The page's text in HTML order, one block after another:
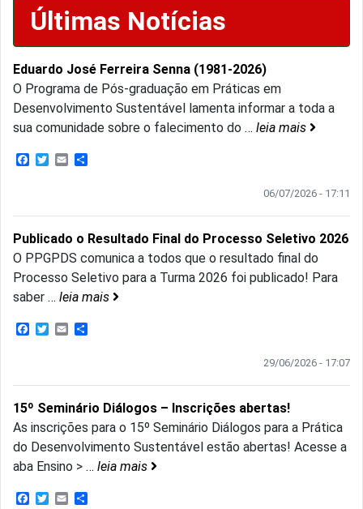
Últimas Notícias
Eduardo José Ferreira Senna (1981-2026)
O Programa de Pós-graduação em Práticas em
Desenvolvimento Sustentável lamenta informar a toda a
sua comunidade sobre o falecimento do … leia mais
Facebook
Twitter
Email
06/07/2026 - 17:11
Publicado o Resultado Final do Processo Seletivo 2026
O PPGPDS comunica a todos que o resultado final do
Processo Seletivo para a Turma 2026 foi publicado! Para
saber … leia mais
Facebook
Twitter
Email
29/06/2026 - 17:07
15º Seminário Diálogos – Inscrições abertas!
As inscrições para o 15º Seminário Diálogos para a Prática
do Desenvolvimento Sustentável estão abertas! Acesse a
aba Ensino > … leia mais
Facebook
Twitter
Email